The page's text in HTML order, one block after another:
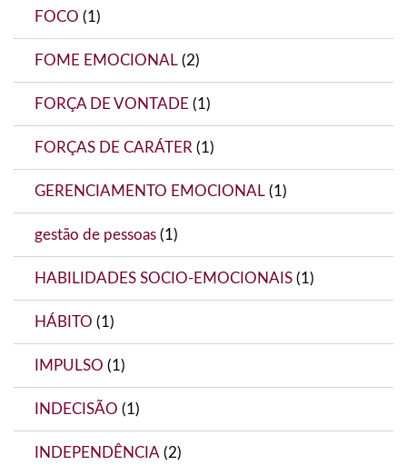
FOCO (1)
FOME EMOCIONAL (2)
FORÇA DE VONTADE (1)
FORÇAS DE CARÁTER (1)
GERENCIAMENTO EMOCIONAL (1)
gestão de pessoas (1)
HABILIDADES SOCIO-EMOCIONAIS (1)
HÁBITO (1)
IMPULSO (1)
INDECISÃO (1)
INDEPENDÊNCIA (2)